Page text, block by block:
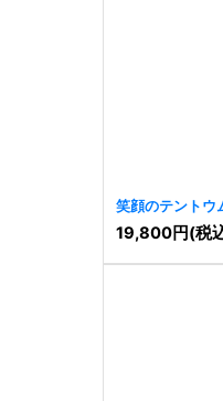
笑顔のテントウ
[9736]
19,800円(税